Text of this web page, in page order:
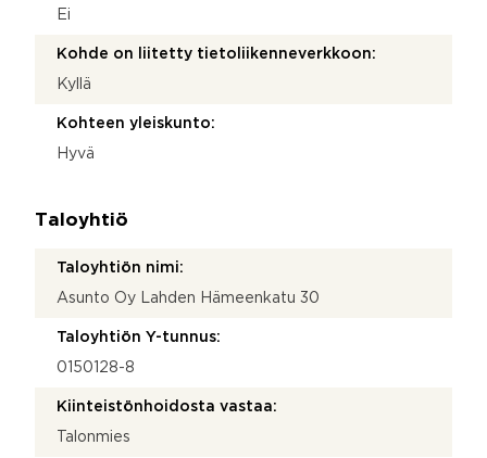
Ei
Kohde on liitetty tietoliikenneverkkoon:
Kyllä
Kohteen yleiskunto:
Hyvä
Taloyhtiö
Taloyhtiön nimi:
Asunto Oy Lahden Hämeenkatu 30
Taloyhtiön Y-tunnus:
0150128-8
Kiinteistönhoidosta vastaa:
Talonmies